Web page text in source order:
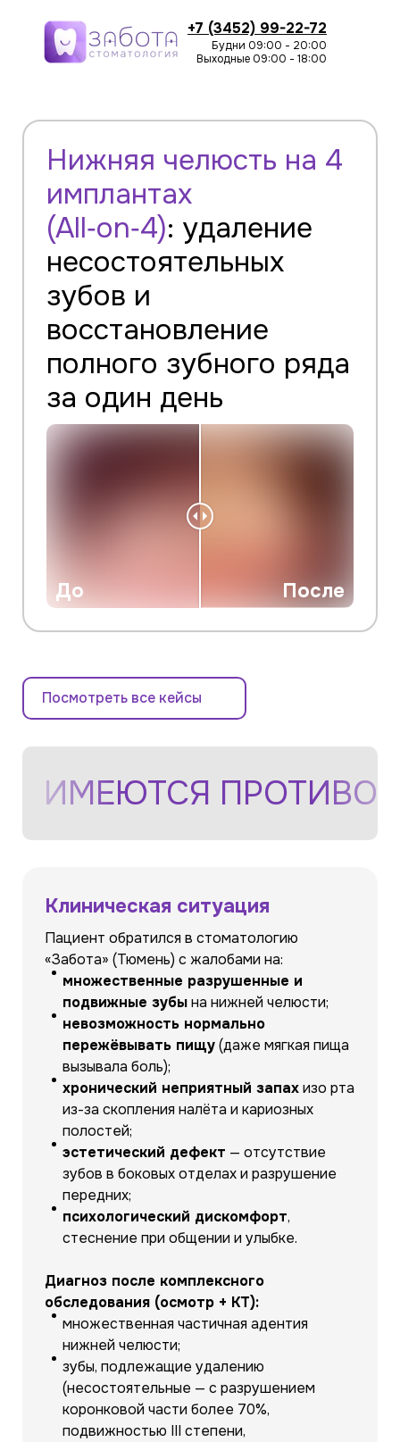
+7 (3452) 99-22-72
Будни 09:00 - 20:00
Выходные 09:00 - 18:00
Нижняя челюсть на 4
имплантах
(All‑on‑4): удаление
несостоятельных
зубов и
восстановление
полного зубного ряда
за один день
До После
Посмотреть все кейсы
ИМЕЮТСЯ
Клиническая ситуация
Пациент обратился в стоматологию
«Забота» (Тюмень) с жалобами на:
множественные разрушенные и
подвижные зубына нижней челюсти;
невозможность нормально
пережёвывать пищу(даже мягкая пища
вызывала боль);
хронический неприятный запахизо рта
из-за скопления налёта и кариозных
полостей;
эстетический дефект — отсутствие
зубов в боковых отделах и разрушение
передних;
психологический дискомфорт,
стеснение при общении и улыбке.
Диагноз после комплексного
обследования (осмотр + КТ):
множественная частичная адентия
нижней челюсти;
зубы, подлежащие удалению
(несостоятельные — с разрушением
коронковой части более 70%,
подвижностью III степени,